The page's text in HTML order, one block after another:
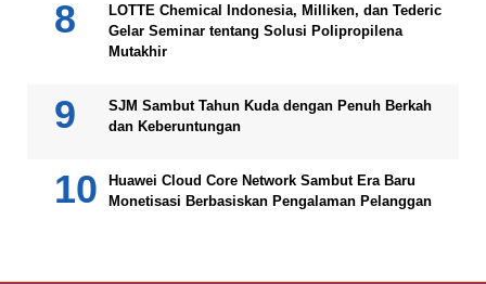
LOTTE Chemical Indonesia, Milliken, dan Tederic
Gelar Seminar tentang Solusi Polipropilena
Mutakhir
SJM Sambut Tahun Kuda dengan Penuh Berkah
dan Keberuntungan
Huawei Cloud Core Network Sambut Era Baru
Monetisasi Berbasiskan Pengalaman Pelanggan